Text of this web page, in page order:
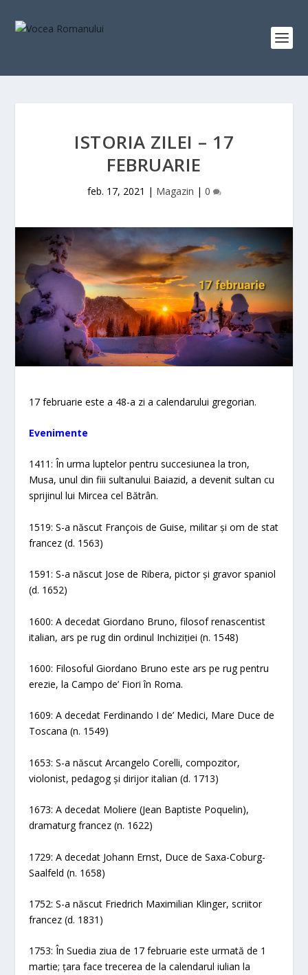
ISTORIA ZILEI – 17
FEBRUARIE
feb. 17, 2021 | Magazin | 0
17 februarie este a 48-a zi a calendarului gregorian.
Evenimente
1411: În urma luptelor pentru succesiunea la tron,
Musa, unul din fiii sultanului Baiazid, a devenit sultan cu
sprijinul lui Mircea cel Bătrân.
1519: S-a născut François de Guise, militar și om de stat
francez (d. 1563)
1591: S-a născut Jose de Ribera, pictor și gravor spaniol
(d. 1652)
1600: A decedat Giordano Bruno, filosof renascentist
italian, ars pe rug din ordinul Inchiziției (n. 1548)
1600: Filosoful Giordano Bruno este ars pe rug pentru
erezie, la Campo de’ Fiori în Roma.
1609: A decedat Ferdinando I de’ Medici, Mare Duce de
Toscana (n. 1549)
1653: S-a născut Arcangelo Corelli, compozitor,
violonist, pedagog și dirijor italian (d. 1713)
1673: A decedat Moliere (Jean Baptiste Poquelin),
dramaturg francez (n. 1622)
1729: A decedat Johann Ernst, Duce de Saxa-Coburg-
Saalfeld (n. 1658)
1752: S-a născut Friedrich Maximilian Klinger, scriitor
francez (d. 1831)
1753: În Suedia ziua de 17 februarie este urmată de 1
martie; țara face trecerea de la calendarul iulian la